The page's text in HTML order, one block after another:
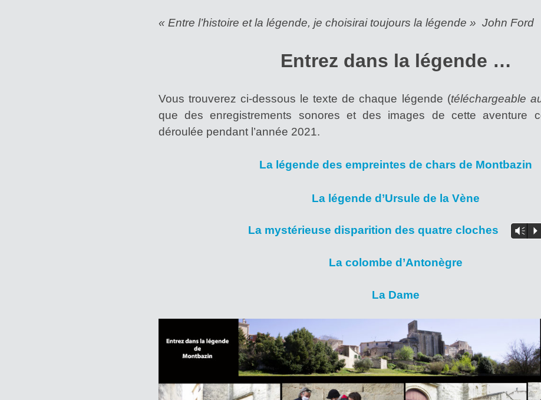
« Entre l’histoire et la légende, je choisirai toujours la légende » John Ford
Entrez dans la légende …
Vous trouverez ci-dessous le texte de chaque légende (téléchargeable
que des enregistrements sonores et des images de cette aventure
déroulée pendant l’année 2021.
La légende des empreintes de chars de Montbazin
La légende d’Ursule de la Vène
La mystérieuse disparition des quatre cloches Vm P
La colombe d’Antonègre
La Dame